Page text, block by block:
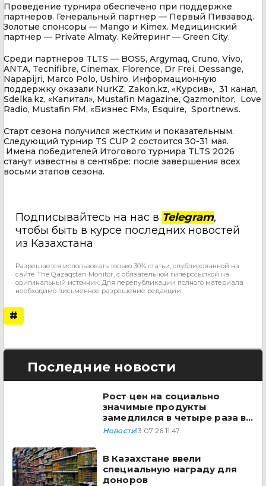
Проведение турнира обеспечено при поддержке
партнеров. Генеральный партнер — Первый Пивзавод.
Золотые спонсоры — Mango и Kimex. Медицинский
партнер — Private Almaty. Кейтеринг — Green City.
Среди партнеров TLTS — BOSS, Argymaq, Cruno, Vivo,
ANTA, Tecnifibre, Cinemax, Florence, Dr Frei, Dessange,
Napapijri, Marco Polo, Ushiro. Информационную
поддержку оказали NurKZ, Zakon.kz, «Курсив», 31 канал,
Sdelka.kz, «Капитал», Mustafin Magazine, Qazmonitor, Love
Radio, Mustafin FM, «Бизнес FM», Esquire, Sportnews.
Старт сезона получился жестким и показательным.
Следующий турнир TS CUP 2 состоится 30-31 мая.
Имена победителей Итогового турнира TLTS 2026
станут известны в сентябре: после завершения всех
восьми этапов сезона.
Подписывайтесь на нас в Telegram,
чтобы быть в курсе последних новостей
из Казахстана
Разрешается использовать только 30% статьи, опубликованной на
сайте The Qazaqstan Monitor, с обязательной гиперссылкой на
оригинальный источник. Для перепубликации полного материала
необходимо письменное разрешение редакции.
#
Последние новости
Рост цен на социально
значимые продукты
замедлился в четыре раза в
Казахстане
Новости13.07.26 11:47
В Казахстане ввели
специальную награду для
доноров